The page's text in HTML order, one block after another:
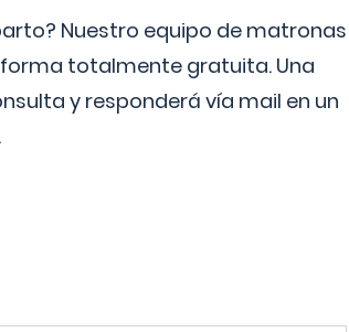
Nuestro equipo de matronas
totalmente gratuita. Una
y responderá vía mail en un